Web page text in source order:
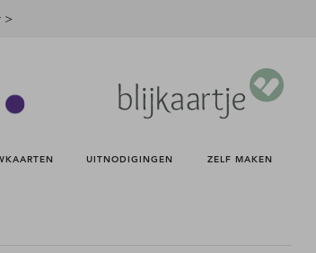
>
UITNODIGINGEN ZELF MAKEN